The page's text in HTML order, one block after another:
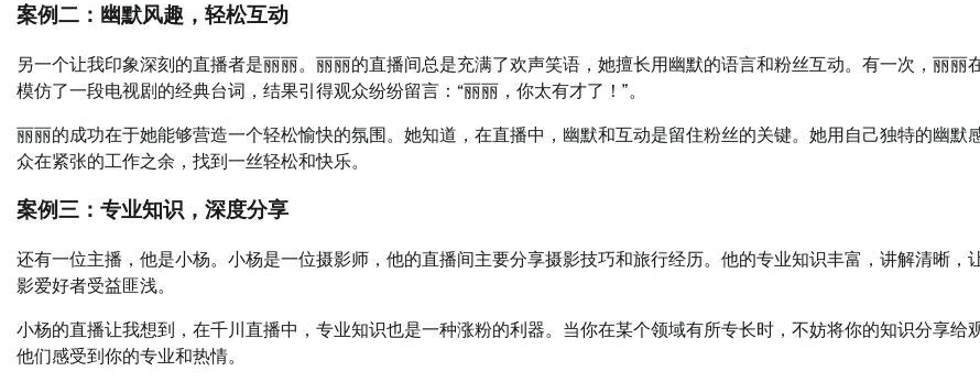
案例二：幽默风趣，轻松互动
另一个让我印象深刻的直播者是丽丽。丽丽的直播间总是充满了欢声笑语，她擅长用幽默的语言和粉丝互动。有一次，丽丽
模仿了一段电视剧的经典台词，结果引得观众纷纷留言：“丽丽，你太有才了！”。
丽丽的成功在于她能够营造一个轻松愉快的氛围。她知道，在直播中，幽默和互动是留住粉丝的关键。她用自己独特的幽默
众在紧张的工作之余，找到一丝轻松和快乐。
案例三：专业知识，深度分享
还有一位主播，他是小杨。小杨是一位摄影师，他的直播间主要分享摄影技巧和旅行经历。他的专业知识丰富，讲解清晰，
影爱好者受益匪浅。
小杨的直播让我想到，在千川直播中，专业知识也是一种涨粉的利器。当你在某个领域有所专长时，不妨将你的知识分享给
他们感受到你的专业和热情。